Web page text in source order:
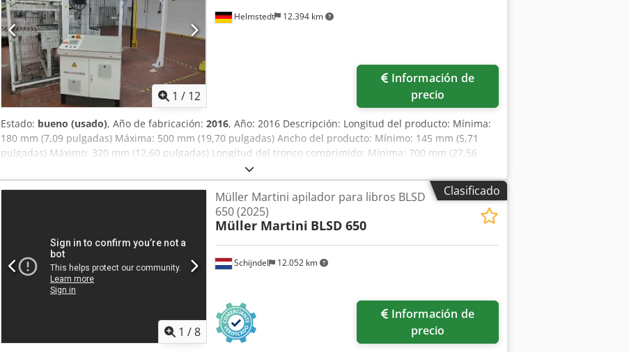
1 / 12
Helmstedt 12.394 km
precio
Estado: bueno (usado), Año de fabricación: 2016, Año: 2016 Descripción: Longitud del producto: Mínima:
180 mm (7,09 pulgadas) Máxima: 500 mm (19,70 pulgadas) Ancho del producto: Mínimo: 145 mm (5,71
pulgadas) Máximo: 320 mm (12,60 pulgadas) Longitud del tronco comprimido: Mínima: 700 mm (27,56
pulgadas) Máxima: 1200 mm (47,24 pulgadas) Peso máximo del tronco: 170 kg (375 libras) Tiempo de ciclo:
17 segundos (depende del producto) Altura de apilamiento: Borde inferior del tronco: 100 mm (3,93
pulgadas) Borde superior del tronco: 1500 mm (59,06 pulgadas) Altura de elevación: 900 mm (35,43
pulgadas) Suministro eléctrico: 400 V 3 fases (3~) N + PE 50/60 Hz Potencia instalada: 1,6 kW Requisitos de
aire comprimido: 65 l/min a 6 bares (87 psi) Dcsdpfx Aozqrdtjbisk Máximo de 4 ciclos por minuto Conexión
de manguera: Ø 13 mm Peso de la máquina: 1300 kg (2870 libras)
Clasificado
1 /8
Schijndel 12.052 km
Müller Martini apilador para libros BLSD
650 (2025)
Müller Martini BLSD 650
precio